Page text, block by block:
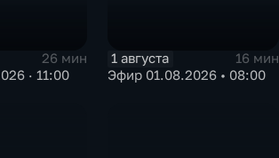
26 мин
· 11:00
1 августа
16 мин
Эфир 01.08.2026 • 08:00